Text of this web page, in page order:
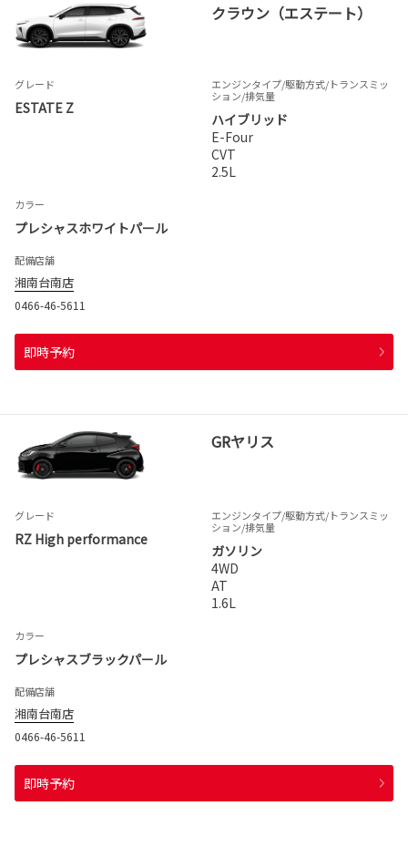
クラウン（エステート）
グレード
ESTATE Z
エンジンタイプ/駆動方式/トランスミッ
ション/排気量
ハイブリッド
E-Four
CVT
2.5L
カラー
プレシャスホワイトパール
配備店舗
湘南台南店
0466-46-5611
即時予約
GRヤリス
グレード
RZ High performance
エンジンタイプ/駆動方式/トランスミッ
ション/排気量
ガソリン
4WD
AT
1.6L
カラー
プレシャスブラックパール
配備店舗
湘南台南店
0466-46-5611
即時予約